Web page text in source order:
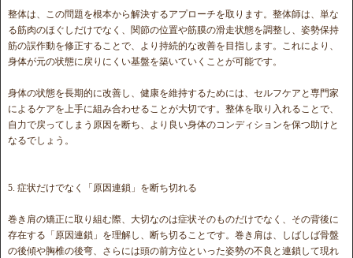
整体は、この問題を根本から解決するアプローチを取ります。整体師は、単な
る筋肉のほぐしだけでなく、関節の位置や筋膜の滑走状態を調整し、姿勢保持
筋の誤作動を修正することで、より持続的な改善を目指します。これにより、
身体が元の状態に戻りにくい基盤を築いていくことが可能です。
身体の状態を長期的に改善し、健康を維持するためには、セルフケアと専門家
によるケアを上手に組み合わせることが大切です。整体を取り入れることで、
自力で戻ってしまう原因を断ち、より良い身体のコンディションを保つ助けと
なるでしょう。
5. 症状だけでなく「原因連鎖」を断ち切れる
巻き肩の矯正に取り組む際、大切なのは症状そのものだけでなく、その背後に
存在する「原因連鎖」を理解し、断ち切ることです。巻き肩は、しばしば骨盤
の後傾や胸椎の後弯、さらには頭の前方位といった姿勢の不良と連鎖して現れ